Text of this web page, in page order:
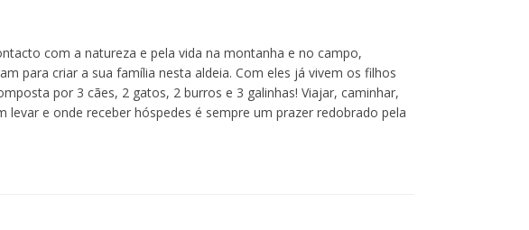
com a natureza e pela vida na montanha e no campo,
para criar a sua família nesta aldeia. Com eles já vivem os filhos
por 3 cães, 2 gatos, 2 burros e 3 galinhas! Viajar, caminhar,
e onde receber hóspedes é sempre um prazer redobrado pela